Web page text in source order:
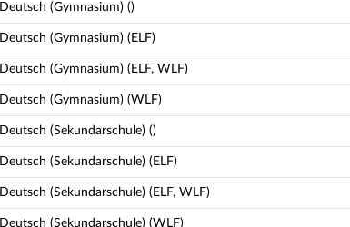
Deutsch (Gymnasium) ()
Deutsch (Gymnasium) (ELF)
Deutsch (Gymnasium) (ELF, WLF)
Deutsch (Gymnasium) (WLF)
Deutsch (Sekundarschule) ()
Deutsch (Sekundarschule) (ELF)
Deutsch (Sekundarschule) (ELF, WLF)
Deutsch (Sekundarschule) (WLF)